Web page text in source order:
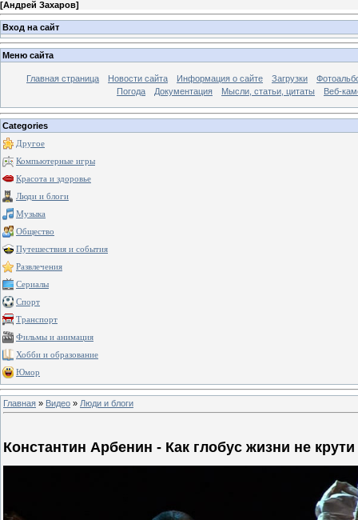
[Андрей Захаров]
Вход на сайт
Меню сайта
Главная страница Новости сайта Информация о сайте Загрузки
Погода
Документация Мысли, статьи, цитаты Веб-
Categories
Другое
Компьютерные игры
Красота и здоровье
Люди и блоги
Музыка
Общество
Путешествия и события
Развлечения
Сериалы
Спорт
Транспорт
Фильмы и анимация
Хобби и образование
Юмор
Главная » Видео » Люди и блоги
Константин Арбенин - Как глобус жизни не крути